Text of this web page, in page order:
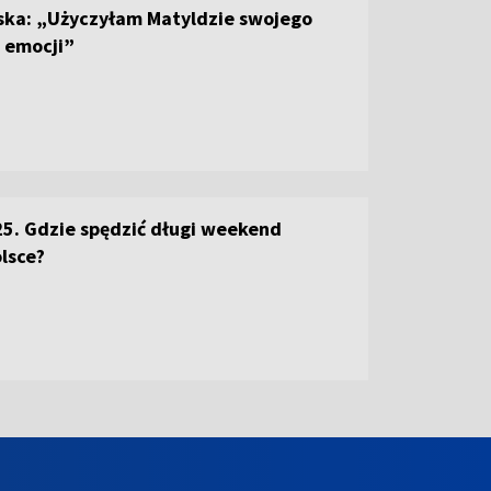
„Użyczyłam Matyldzie swojego
emocji”
Gdzie spędzić długi weekend